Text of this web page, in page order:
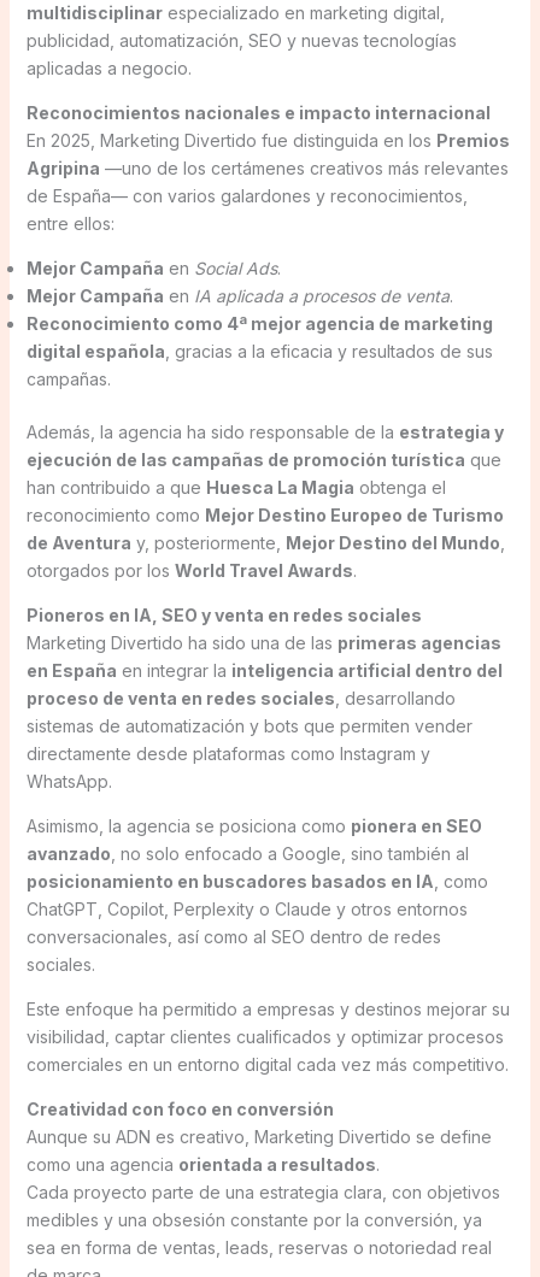
multidisciplinarespecializado en marketing digital,
publicidad, automatización, SEO y nuevas tecnologías
aplicadas a negocio.
Reconocimientos nacionales e impacto internacional
En 2025, Marketing Divertido fue distinguida en los Premios
Agripina —uno de los certámenes creativos más relevantes
de España— con varios galardones y reconocimientos,
entre ellos:
Mejor Campaña en Social Ads.
Mejor Campaña en IA aplicada a procesos de venta.
Reconocimiento como 4ª mejor agencia de marketing
digital española , gracias a la eficacia y resultados de sus
campañas.
Además, la agencia ha sido responsable de la estrategia y
ejecución de las campañas de promoción turística que
han contribuido a que Huesca La Magia obtenga el
reconocimiento como Mejor Destino Europeo de Turismo
de Aventura y, posteriormente, Mejor Destino del Mundo
otorgados por los World Travel Awards.
Pioneros en IA, SEO y venta en redes sociales
Marketing Divertido ha sido una de las primeras agencias
en España en integrar la inteligencia artificial dentro del
proceso de venta en redes sociales , desarrollando
sistemas de automatización y bots que permiten vender
directamente desde plataformas como Instagram y
WhatsApp.
Asimismo, la agencia se posiciona como pionera en SEO
avanzado , no solo enfocado a Google, sino también al
posicionamiento en buscadores basados en IA , como
ChatGPT, Copilot, Perplexity o Claude y otros entornos
conversacionales, así como al SEO dentro de redes
sociales.
Este enfoque ha permitido a empresas y destinos mejorar su
visibilidad, captar clientes cualificados y optimizar procesos
comerciales en un entorno digital cada vez más competitivo.
Creatividad con foco en conversión
Aunque su ADN es creativo, Marketing Divertido se define
como una agencia orientada a resultados.
Cada proyecto parte de una estrategia clara, con objetivos
medibles y una obsesión constante por la conversión, ya
sea en forma de ventas, leads, reservas o notoriedad real